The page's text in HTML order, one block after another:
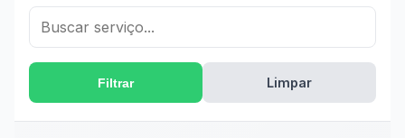
Filtrar Limpar